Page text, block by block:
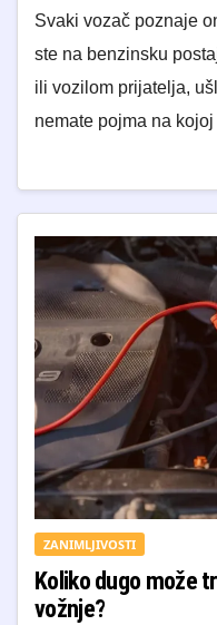
Svaki vozač poznaje
ste na benzinsku
ili vozilom prijatelja,
nemate pojma na
ZANIMLJIVOSTI
Koliko dugo može
vožnje?